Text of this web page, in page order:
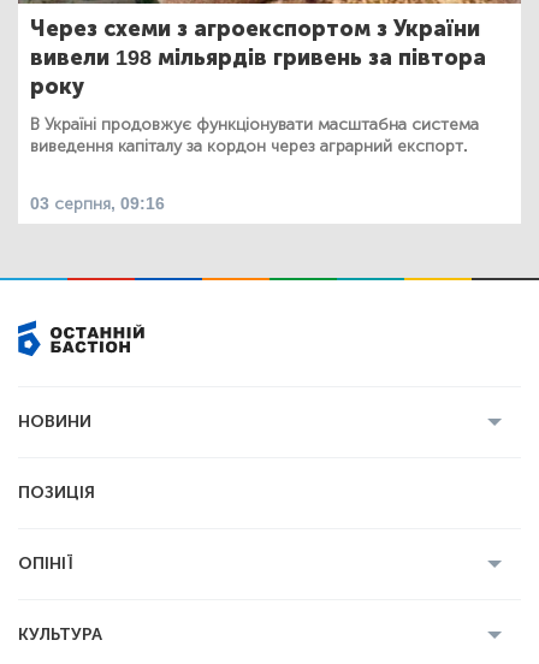
Через схеми з агроекспортом з України
вивели 198 мільярдів гривень за півтора
року
В Україні продовжує функціонувати масштабна система
виведення капіталу за кордон через аграрний експорт.
03 серпня, 09:16
НОВИНИ
Економіка
ПОЗИЦІЯ
ОПІНІЇ
КУЛЬТУРА